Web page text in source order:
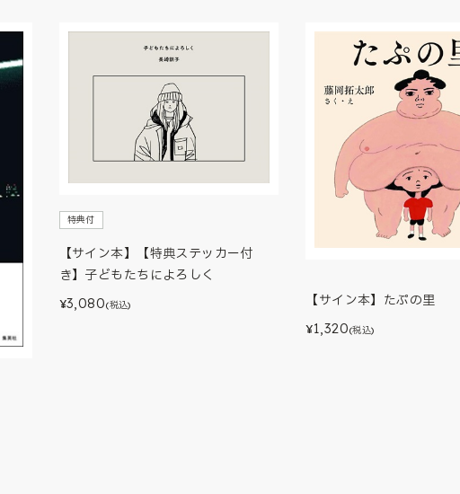
特典付
【サイン本】【特典ステッカー付
き】子どもたちによろしく
¥3,080(税込) 【サイン本】たぷの里
¥1,320(税込)